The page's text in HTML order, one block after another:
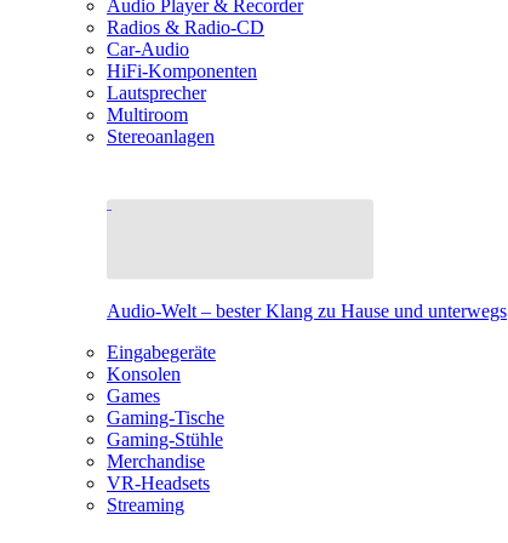
Audio Player & Recorder
Radios & Radio-CD
Car-Audio
HiFi-Komponenten
Lautsprecher
Multiroom
Stereoanlagen
Audio-Welt – bester Klang zu Hause und unterwegs
Eingabegeräte
Konsolen
Games
Gaming-Tische
Gaming-Stühle
Merchandise
VR-Headsets
Streaming